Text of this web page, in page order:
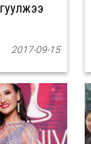
2017-09-15